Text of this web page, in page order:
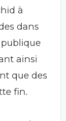
à
dans
ainsi
que des
fin.